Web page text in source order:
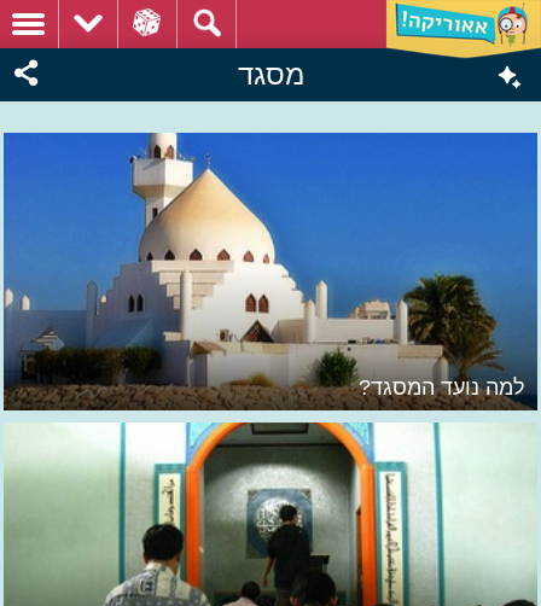
מסגד
למה נועד המסגד?